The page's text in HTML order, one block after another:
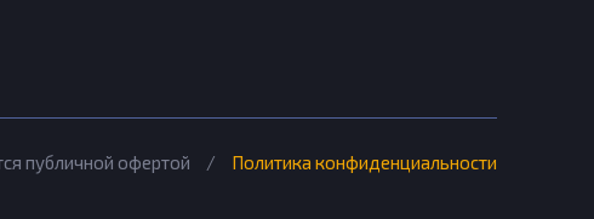
публичной офертой / Политика конфиденциальности